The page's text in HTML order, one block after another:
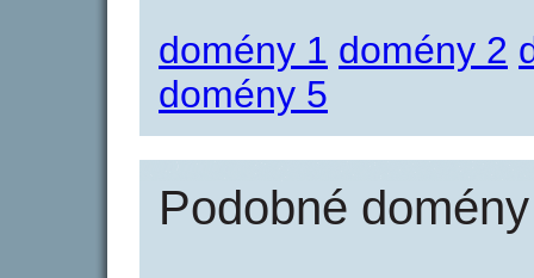
domény 1 domény 2
domény 5
Podobné